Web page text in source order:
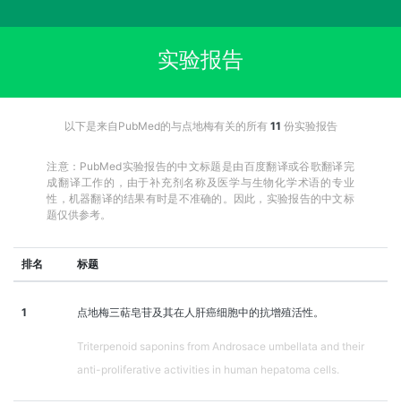
实验报告
以下是来自PubMed的与点地梅有关的所有 11 份实验报告
注意：PubMed实验报告的中文标题是由百度翻译或谷歌翻译完
成翻译工作的，由于补充剂名称及医学与生物化学术语的专业
性，机器翻译的结果有时是不准确的。因此，实验报告的中文标
题仅供参考。
排名 标题
1 点地梅三萜皂苷及其在人肝癌细胞中的抗增殖活性。
Triterpenoid saponins from Androsace umbellata and their
anti-proliferative activities in human hepatoma cells.